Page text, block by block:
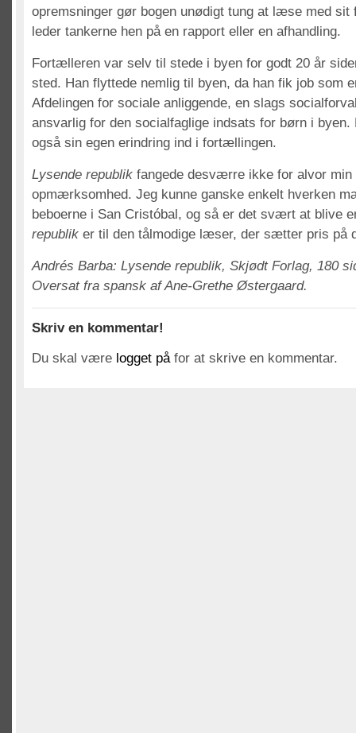
opremsninger gør bogen unødigt tung at læse med sit
leder tankerne hen på en rapport eller en afhandling.
Fortælleren var selv til stede i byen for godt 20 år
sted. Han flyttede nemlig til byen, da han fik job som
Afdelingen for sociale anliggende, en slags
ansvarlig for den socialfaglige indsats for børn i byen.
også sin egen erindring ind i fortællingen.
Lysende republik fangede desværre ikke for alvor min
opmærksomhed. Jeg kunne ganske enkelt hverken
beboerne i San Cristóbal, og så er det svært at blive
republik er til den tålmodige læser, der sætter pris på
Andrés Barba: Lysende republik, Skjødt Forlag, 180
Oversat fra spansk af Ane-Grethe Østergaard.
Skriv en kommentar!
Du skal være logget påfor at skrive en kommentar.